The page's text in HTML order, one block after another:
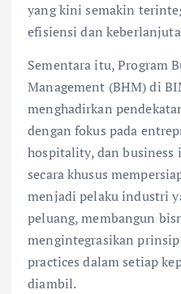
yang kini semakin
efisiensi dan
Sementara itu, Program
Management (BHM) di
menghadirkan
dengan fokus pada
hospitality, dan
secara khusus
menjadi pelaku industri
peluang, membangun
mengintegrasikan
practices dalam setiap
diambil.